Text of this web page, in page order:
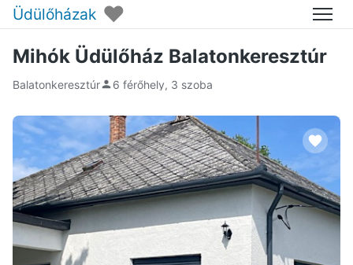
Üdülőházak ♥ Menü
Mihók Üdülőház Balatonkeresztúr
Balatonkeresztúr 6 férőhely, 3 szoba